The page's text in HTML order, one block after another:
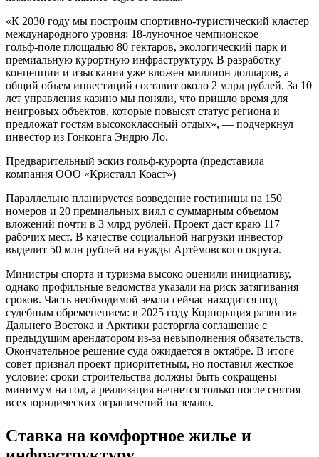
«К 2030 году мы построим спортивно‑туристический кластер
международного уровня: 18‑луночное чемпионское
гольф‑поле площадью 80 гектаров, экологический парк и
премиальную курортную инфраструктуру. В разработку
концепции и изыскания уже вложен миллион долларов, а
общий объем инвестиций составит около 2 млрд рублей. За 10
лет управления казино мы поняли, что пришло время для
неигровых объектов, которые повысят статус региона и
предложат гостям высококлассный отдых», — подчеркнул
инвестор из Гонконга Эндрю Ло.
Предварительный эскиз гольф-курорта (представила
компания ООО «Кристалл Коаст»)
Параллельно планируется возведение гостиницы на 150
номеров и 20 премиальных вилл с суммарным объемом
вложений почти в 3 млрд рублей. Проект даст краю 117
рабочих мест. В качестве социальной нагрузки инвестор
выделит 50 млн рублей на нужды Артёмовского округа.
Министры спорта и туризма высоко оценили инициативу,
однако профильные ведомства указали на риск затягивания
сроков. Часть необходимой земли сейчас находится под
судебным обременением: в 2025 году Корпорация развития
Дальнего Востока и Арктики расторгла соглашение с
предыдущим арендатором из-за невыполнения обязательств.
Окончательное решение суда ожидается в октябре. В итоге
совет признал проект приоритетным, но поставил жесткое
условие: сроки строительства должны быть сокращены
минимум на год, а реализация начнется только после снятия
всех юридических ограничений на землю.
Ставка на комфортное жилье и